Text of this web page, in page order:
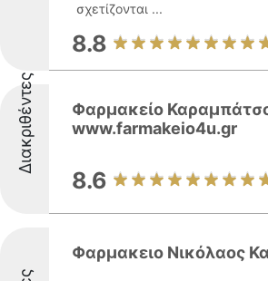
σχετίζονται ...
8.8
Διακριθέντες
Φαρμακείο
www.farmakeio4u.gr
8.6
Φαρμακειο Νικόλαος